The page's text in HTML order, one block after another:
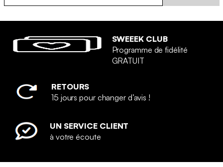
SWEEEK CLUB
Programme de fidélité
GRATUIT
RETOURS
15 jours pour changer d’avis !
UN SERVICE CLIENT
à votre écoute